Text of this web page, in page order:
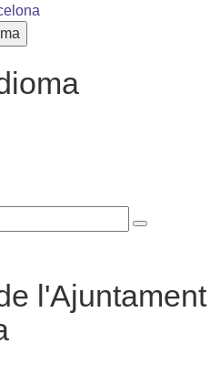
l'Ajuntament